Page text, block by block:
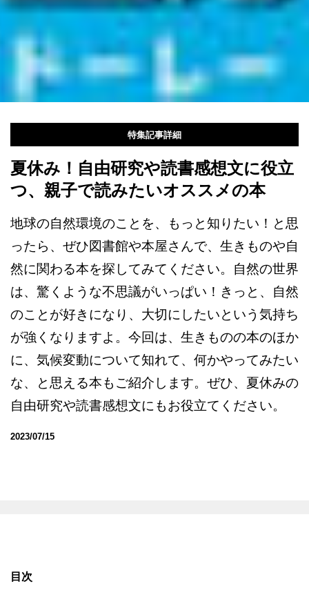
特集記事詳細
夏休み！自由研究や読書感想文に役立
つ、親子で読みたいオススメの本
地球の自然環境のことを、もっと知りたい！と思
ったら、ぜひ図書館や本屋さんで、生きものや自
然に関わる本を探してみてください。自然の世界
は、驚くような不思議がいっぱい！きっと、自然
のことが好きになり、大切にしたいという気持ち
が強くなりますよ。今回は、生きものの本のほか
に、気候変動について知れて、何かやってみたい
な、と思える本もご紹介します。ぜひ、夏休みの
自由研究や読書感想文にもお役立てください。
2023/07/15
目次